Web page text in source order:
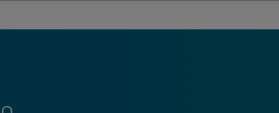
Komma durch einen Punkt